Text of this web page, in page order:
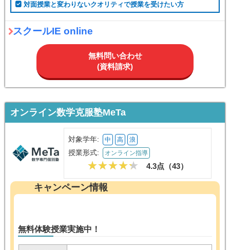
対面授業と変わりないクオリティで授業を受けたい方
スクールIE online
無料問い合わせ
(資料請求)
オンライン数学克服塾MeTa
対象学年: 中 高 浪
授業形式: オンライン指導
4.3点（43）
キャンペーン情報
無料体験授業実施中！